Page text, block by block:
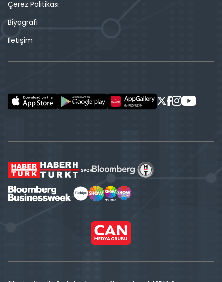
Çerez Politikası
Biyografi
İletişim